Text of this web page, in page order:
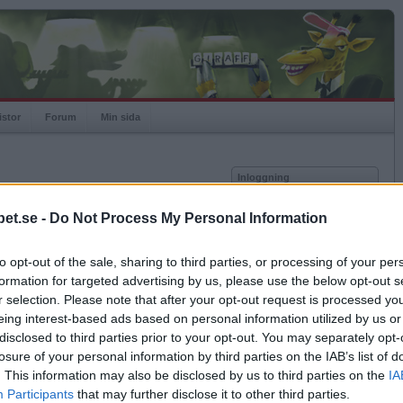
- Do Not Process My Personal Information
opt-out of the sale, sharing to third parties, or processing of your
for targeted advertising by us, please use the below opt-out
selection. Please note that after your opt-out request is processed
interest-based ads based on personal information utilized by us
to third parties prior to your opt-out. You may separately
of your personal information by third parties on the IAB’s list of
This information may also be disclosed by us to third parties on the
Participants that may further disclose it to other third parties.
Forum Min sida
Högsta rating2008-05-26
1299
Rankad
4498
Rullningar
25
Matcher
583
Vunna
248
Inloggning
Kom ihåg mig
Glömt ditt lösenord?
Få ny aktiveringslänk
Betapet är gratis!